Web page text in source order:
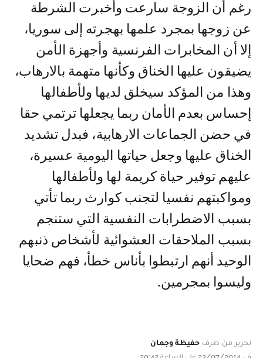
رغم أن الزوجة سارعت وأخبرت الشرطة
عن زوجها بمجرد علمها بهجرته إلى سوريا،
إلا أن المخابرات الفرنسية وأجهزة الأمن
يضيقون عليها الخناق وكأنها متهمة بالارهاب،
وهذا من المؤكد سيخلق لديها ولأطفالها
إحساس بعدم الأمان ربما يجعلها ترتمي حقا
في حضن الجماعات الارهابية، فبدل تشديد
الخناق عليها وجعل حياتها اليومية عسيرة،
عليهم توفير حياة كريمة لها ولأطفالها
ومواكبتهم نفسيا لتجنب كوارث ربما تأتي
بسبب الاضطرابات النفسية التي ستنجم
بسبب الملاحقات العشوائية لأشخاص ذنبهم
الوحيد أنهم ارتبطوا بأناس خطأ، فهم ضحايا
وليسوا بمجرمين.
تحرير من طرف حفيظة وجمان